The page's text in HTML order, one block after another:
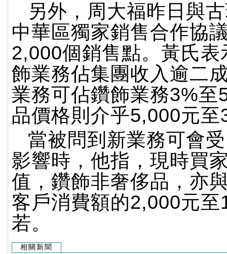
另外，周大福昨日與
中華區獨家銷售合作協
2,000個銷售點。黃氏表
飾業務佔集團收入逾二
業務可佔鑽飾業務3%至
品價格則介乎5,000元至
當被問到新業務可會
影響時，他指，現時買
值，鑽飾非奢侈品，亦
客戶消費額的2,000元至
若。
相關新聞